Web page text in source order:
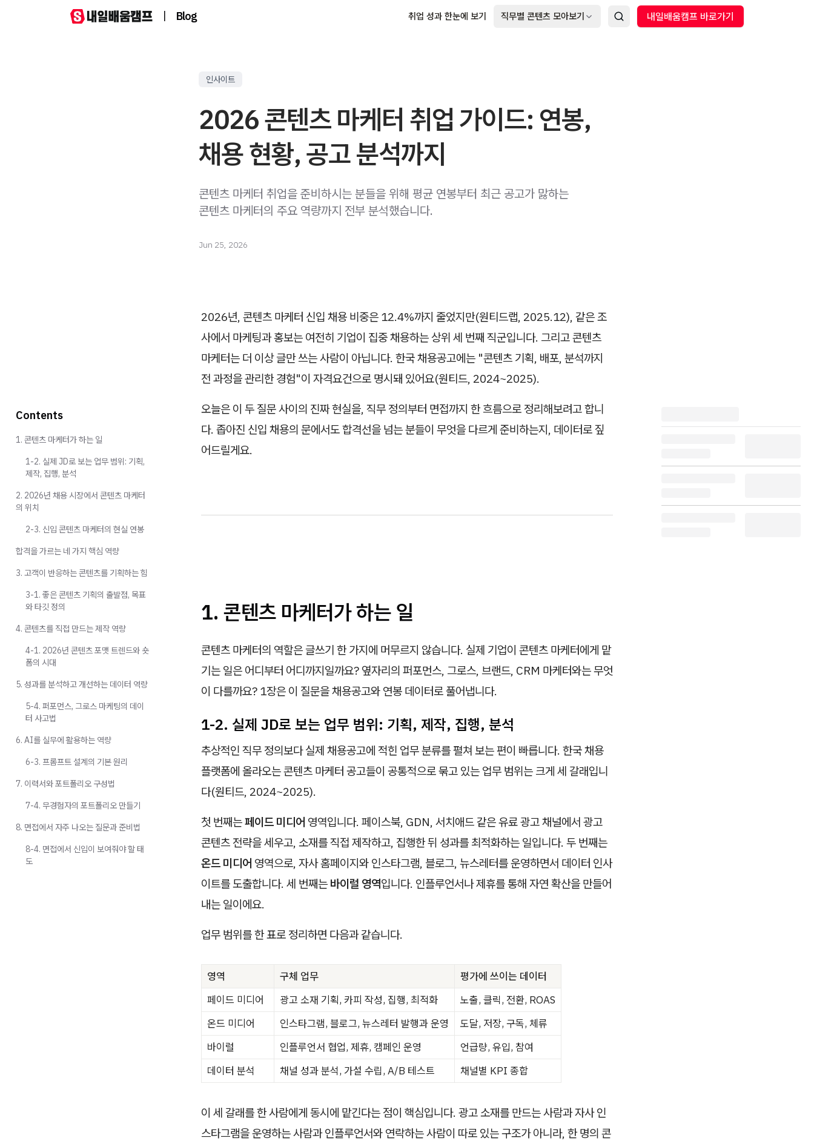
| Blog 취업 성과 한눈에 보기 직무별 콘텐츠 모아보기 내일배움캠프 바로가기
인사이트
2026 콘텐츠 마케터 취업 가이드: 연봉,
채용 현황, 공고 분석까지
콘텐츠 마케터 취업을 준비하시는 분들을 위해 평균 연봉부터 최근 공고가 맗하는
콘텐츠 마케터의 주요 역량까지 전부 분석했습니다.
Jun 25, 2026
2026년, 콘텐츠 마케터 신입 채용 비중은 12.4%까지 줄었지만(원티드랩, 2025.12), 같은 조
사에서 마케팅과 홍보는 여전히 기업이 집중 채용하는 상위 세 번째 직군입니다. 그리고 콘텐츠
마케터는 더 이상 글만 쓰는 사람이 아닙니다. 한국 채용공고에는 "콘텐츠 기획, 배포, 분석까지
전 과정을 관리한 경험"이 자격요건으로 명시돼 있어요(원티드, 2024~2025).
오늘은 이 두 질문 사이의 진짜 현실을, 직무 정의부터 면접까지 한 흐름으로 정리해보려고 합니
다. 좁아진 신입 채용의 문에서도 합격선을 넘는 분들이 무엇을 다르게 준비하는지, 데이터로 짚
어드릴게요.
1. 콘텐츠 마케터가 하는 일
콘텐츠 마케터의 역할은 글쓰기 한 가지에 머무르지 않습니다. 실제 기업이 콘텐츠 마케터에게 맡
기는 일은 어디부터 어디까지일까요? 옆자리의 퍼포먼스, 그로스, 브랜드, CRM 마케터와는 무엇
이 다를까요? 1장은 이 질문을 채용공고와 연봉 데이터로 풀어냅니다.
1-2. 실제 JD로 보는 업무 범위: 기획, 제작, 집행, 분석
추상적인 직무 정의보다 실제 채용공고에 적힌 업무 분류를 펼쳐 보는 편이 빠릅니다. 한국 채용
플랫폼에 올라오는 콘텐츠 마케터 공고들이 공통적으로 묶고 있는 업무 범위는 크게 세 갈래입니
다(원티드, 2024~2025).
첫 번째는페이드 미디어 영역입니다. 페이스북, GDN, 서치애드 같은 유료 광고 채널에서 광고
콘텐츠 전략을 세우고, 소재를 직접 제작하고, 집행한 뒤 성과를 최적화하는 일입니다. 두 번째는
온드 미디어 영역으로, 자사 홈페이지와 인스타그램, 블로그, 뉴스레터를 운영하면서 데이터 인사
이트를 도출합니다. 세 번째는 바이럴 영역입니다. 인플루언서나 제휴를 통해 자연 확산을 만들어
내는 일이에요.
업무 범위를 한 표로 정리하면 다음과 같습니다.
영역 구체 업무
평가에 쓰이는 데이터
페이드 미디어
광고 소재 기획, 카피 작성, 집행, 최적화
노출, 클릭, 전환, ROAS
온드 미디어
인스타그램, 블로그, 뉴스레터 발행과 운영
도달, 저장, 구독, 체류
바이럴
인플루언서 협업, 제휴, 캠페인 운영
언급량, 유입, 참여
데이터 분석
채널 성과 분석, 가설 수립, A/B 테스트 채널별 KPI 종합
이 세 갈래를 한 사람에게 동시에 맡긴다는 점이 핵심입니다. 광고 소재를 만드는 사람과 자사 인
스타그램을 운영하는 사람과 인플루언서와 연락하는 사람이 따로 있는 구조가 아니라, 한 명의 콘
Contents
1. 콘텐츠 마케터가 하는 일
1-2. 실제 JD로 보는 업무 범위: 기획,
제작, 집행, 분석
2. 2026년 채용 시장에서 콘텐츠 마케터
의 위치
2-3. 신입 콘텐츠 마케터의 현실 연봉
합격을 가르는 네 가지 핵심 역량
3. 고객이 반응하는 콘텐츠를 기획하는 힘
3-1. 좋은 콘텐츠 기획의 출발점, 목표
와 타깃 정의
4. 콘텐츠를 직접 만드는 제작 역량
4-1. 2026년 콘텐츠 포맷 트렌드와 숏
폼의 시대
5. 성과를 분석하고 개선하는 데이터 역량
5-4. 퍼포먼스, 그로스 마케팅의 데이
터 사고법
6. AI를 실무에 활용하는 역량
6-3. 프롬프트 설계의 기본 원리
7. 이력서와 포트폴리오 구성법
7-4. 무경험자의 포트폴리오 만들기
8. 면접에서 자주 나오는 질문과 준비법
8-4. 면접에서 신입이 보여줘야 할 태
도